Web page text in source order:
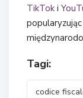
TikTok i
Tagi:
codice